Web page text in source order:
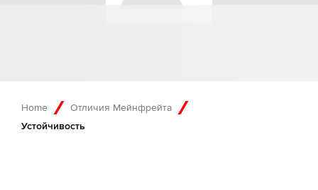
Home
Отличия Мейнфрейта
Устойчивость